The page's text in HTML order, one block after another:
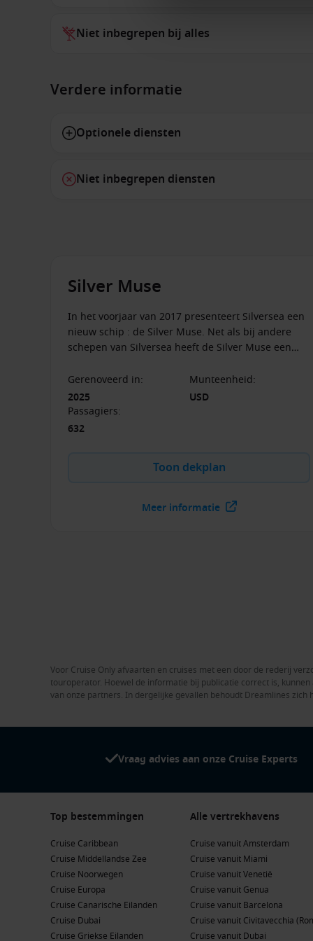
Niet inbegrepen bij alles
Verdere informatie
Optionele diensten
Niet inbegrepen diensten
Silver Muse
In het voorjaar van 2017 presenteert Silversea een
nieuw schip : de Silver Muse. Net als bij andere
schepen van Silversea heeft de Silver Muse een
lifestyle.
Gerenoveerd in:
2025
Munteenheid:
USD
Passagiers:
632
Toon dekplan
Meer informatie
Voor Cruise Only afvaarten en cruises met een door de rederij
touroperator. Hoewel de informatie bij publicatie correct is,
van onze partners. In dergelijke gevallen behoudt Dreamlines
Vraag advies aan onze Cruise Experts
Top bestemmingen
Cruise Caribbean
Cruise Middellandse Zee
Cruise Noorwegen
Cruise Europa
Cruise Canarische Eilanden
Cruise Dubai
Cruise Griekse Eilanden
Alle vertrekhavens
Cruise vanuit Amsterdam
Cruise vanuit Miami
Cruise vanuit Venetië
Cruise vanuit Genua
Cruise vanuit Barcelona
Cruise vanuit Civitavecchia
Cruise vanuit Dubai